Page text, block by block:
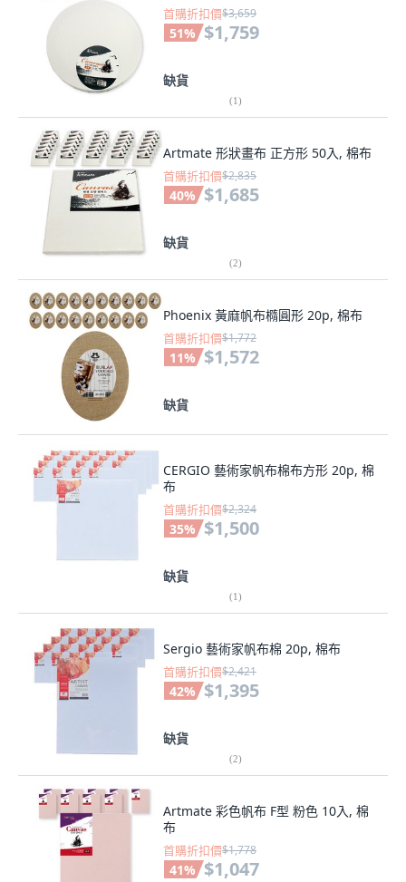
首購折扣價$3,659
51% $1,759
缺貨
(1)
Artmate 形狀畫布 正方形 50入, 棉布
首購折扣價$2,835
40% $1,685
缺貨
(2)
Phoenix 黃麻帆布橢圓形 20p, 棉布
首購折扣價$1,772
11% $1,572
缺貨
CERGIO 藝術家帆布棉布方形 20p, 棉
布
首購折扣價$2,324
35% $1,500
缺貨
(1)
Sergio 藝術家帆布棉 20p, 棉布
首購折扣價$2,421
42% $1,395
缺貨
(2)
Artmate 彩色帆布 F型 粉色 10入, 棉
布
首購折扣價$1,778
41% $1,047